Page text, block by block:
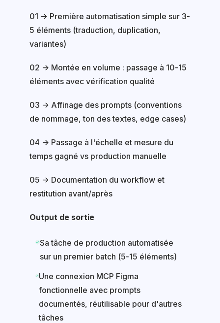
01 → Première automatisation simple sur 3-
5 éléments (traduction, duplication,
variantes)
02 → Montée en volume : passage à 10-15
éléments avec vérification qualité
03 → Affinage des prompts (conventions
de nommage, ton des textes, edge cases)
04 → Passage à l'échelle et mesure du
temps gagné vs production manuelle
05 → Documentation du workflow et
restitution avant/après
Output de sortie
Sa tâche de production automatisée
sur un premier batch (5-15 éléments)
Une connexion MCP Figma
fonctionnelle avec prompts
documentés, réutilisable pour d'autres
tâches